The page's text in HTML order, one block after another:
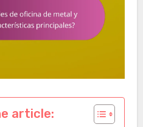
article: